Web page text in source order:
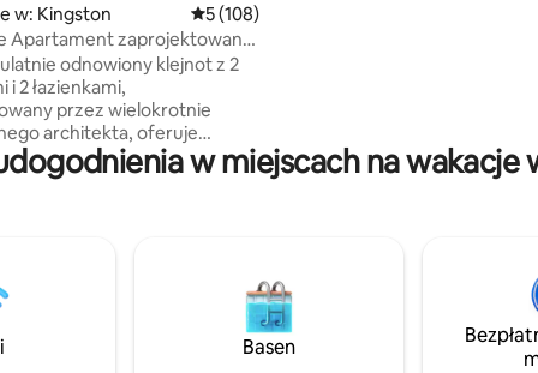
w: Kingston Średnia ocena: 5 na 5, liczba recenzji: 108
5 (108)
Apartament zaprojektowany
Kingston
odnowiony klejnot z 2
i 2 łazienkami,
przez wielokrotnie
architekta, oferuje
luksusu i wygody
profesjonalistów, jak i
kilku kroków, doświadczysz
w życiu w centrum
czy na przygodę, ta przestrzeń
śniadanie, zaopatrzona
kwiaty. Ręcznie prasowana
w miejscach na wakacje
Basen